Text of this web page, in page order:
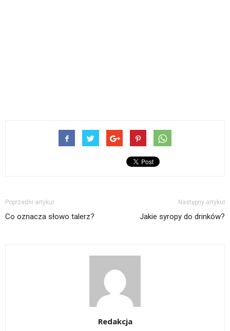
Poprzedni artykuł
Co oznacza słowo talerz?
Następny artykuł
Jakie syropy do drinków?
Redakcja